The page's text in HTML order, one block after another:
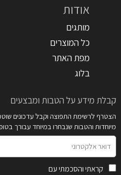
אודות
מותגים
כל המוצרים
מפת האתר
בלוג
קבלת מידע על הטבות ומבצעים
הצטרף לרשימת התפוצה וקבל עדכונים
מיוחדות והטבות שנבחרו במיוחד עבורך
אלקטרוני
קראתי והסכמתי עם